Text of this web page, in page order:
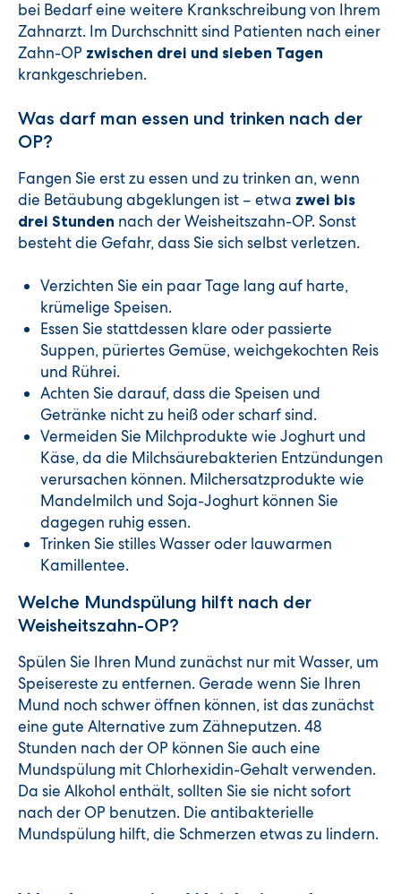
bei Bedarf eine weitere Krankschreibung von Ihrem
Zahnarzt. Im Durchschnitt sind Patienten nach einer
Zahn-OP zwischen drei und sieben Tagen
krankgeschrieben.
Was darf man essen und trinken nach der
OP?
Fangen Sie erst zu essen und zu trinken an, wenn
die Betäubung abgeklungen ist – etwa zwei bis
drei Stunden nach der Weisheitszahn-OP. Sonst
besteht die Gefahr, dass Sie sich selbst verletzen.
Verzichten Sie ein paar Tage lang auf harte,
krümelige Speisen.
Essen Sie stattdessen klare oder passierte
Suppen, püriertes Gemüse, weichgekochten Reis
und Rührei.
Achten Sie darauf, dass die Speisen und
Getränke nicht zu heiß oder scharf sind.
Vermeiden Sie Milchprodukte wie Joghurt und
Käse, da die Milchsäurebakterien Entzündungen
verursachen können. Milchersatzprodukte wie
Mandelmilch und Soja-Joghurt können Sie
dagegen ruhig essen.
Trinken Sie stilles Wasser oder lauwarmen
Kamillentee.
Welche Mundspülung hilft nach der
Weisheitszahn-OP?
Spülen Sie Ihren Mund zunächst nur mit Wasser, um
Speisereste zu entfernen. Gerade wenn Sie Ihren
Mund noch schwer öffnen können, ist das zunächst
eine gute Alternative zum Zähneputzen. 48
Stunden nach der OP können Sie auch eine
Mundspülung mit Chlorhexidin-Gehalt verwenden.
Da sie Alkohol enthält, sollten Sie sie nicht sofort
nach der OP benutzen. Die antibakterielle
Mundspülung hilft, die Schmerzen etwas zu lindern.